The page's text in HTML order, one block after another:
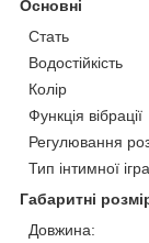
Основні
Стать
Водостійкість
Колір
Функція вібрації
Регулювання
Тип інтимної
Габаритні
Довжина: